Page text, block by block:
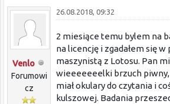
Venlo
Forumowi
cz
26.08.2018, 09:32
2 miesiące temu bylem na
na licencję i zgadałem się
maszynistą z Lotosu. Pan
wieeeeeeelki brzuch piwny,
miał okulary do czytania i
kulszowej. Badania